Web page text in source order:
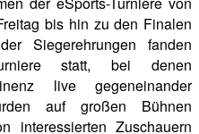
bis hin zu den Finalen
Siegerehrungen fanden
statt, bei denen
live gegeneinander
auf großen Bühnen
interessierten Zuschauern